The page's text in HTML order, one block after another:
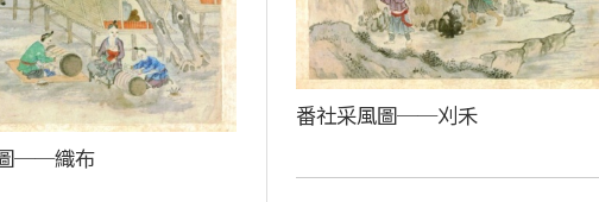
番社采風圖──刈禾
──織布